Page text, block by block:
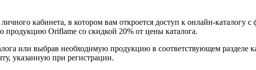
кабинета, в котором вам откроется доступ к онлайн-каталогу
продукцию Oriflame со скидкой 20% от цены каталога.
или выбрав необходимую продукцию в соответствующем разделе
указанную при регистрации.